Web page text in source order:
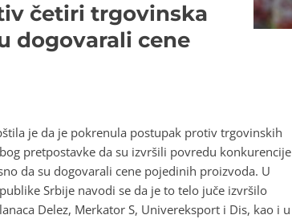
četiri trgovinska
dogovarali cene
je da je pokrenula postupak protiv trgovinskih
pretpostavke da su izvršili povredu konkurencije
da su dogovarali cene pojedinih proizvoda. U
Srbije navodi se da je to telo juče izvršilo
Delez, Merkator S, Univereksport i Dis, kao i u